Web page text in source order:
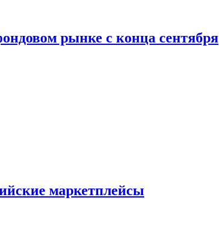
рынке с конца сентября
маркетплейсы